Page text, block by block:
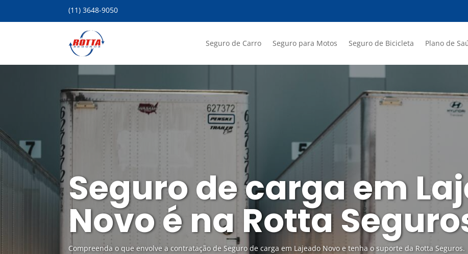
(11) 3648-9050
Seguro de Carro Seguro para Motos Seguro de Bicicleta Plano de
Seguro de carga em
Novo é na Rotta
Compreenda o que envolve a contratação de Seguro de carga em Lajeado Novo e tenha o suporte da Rotta Seguros.